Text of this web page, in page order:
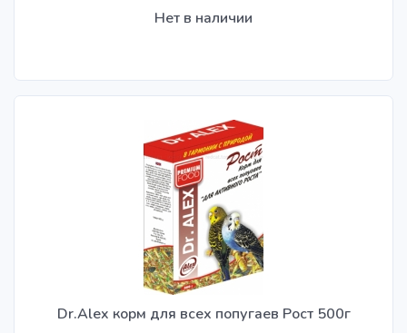
Нет в наличии
Dr.Alex корм для всех попугаев Рост 500г